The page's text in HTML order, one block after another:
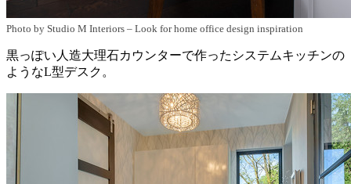
Photo by Studio M Interiors – Look for home office design inspiration
黒っぽい人造大理石カウンターで作ったシステムキッチンの
ようなL型デスク。